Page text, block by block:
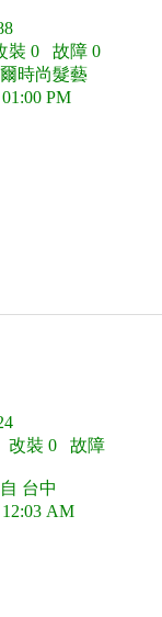
裝 0 故障 0
時尚髮藝
PM
改裝 0 故障
台中
AM